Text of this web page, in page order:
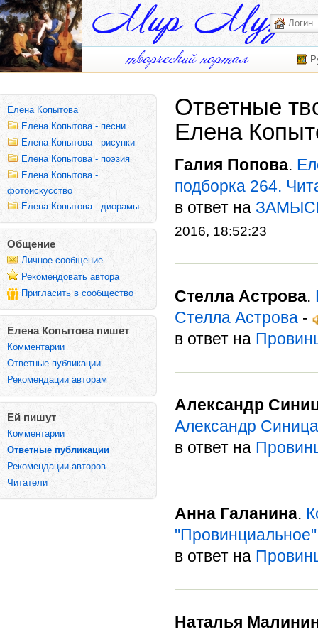
Елена Копытова
Елена Копытова - песни
Елена Копытова - рисунки
Елена Копытова - поэзия
Елена Копытова -
фотоискусство
Елена Копытова - диорамы
Общение
Личное сообщение
Рекомендовать автора
Пригласить в сообщество
Елена Копытова пишет
Комментарии
Ответные публикации
Рекомендации авторам
Ей пишут
Комментарии
Ответные публикации
Рекомендации авторов
Читатели
Ответные
Елена
Галия Попова.
подборка 264.
в ответ на
2016, 18:52:23
Стелла Астрова.
Стелла Астрова -
в ответ на
Александр
Александр Синица
в ответ на
Анна Галанина.
в ответ на
Наталья